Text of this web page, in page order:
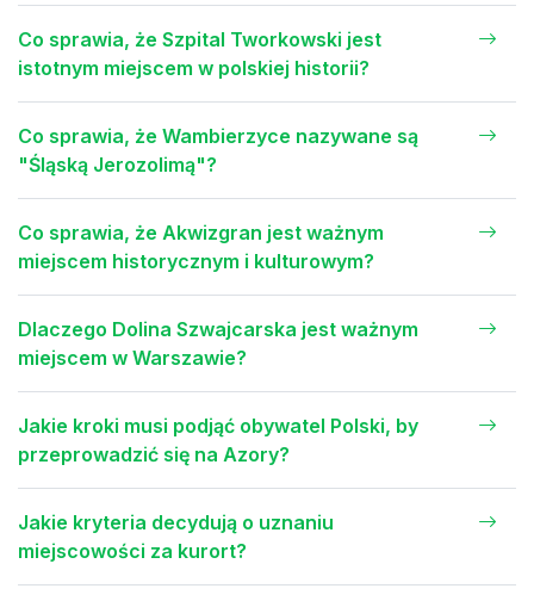
Co sprawia, że Szpital Tworkowski jest
istotnym miejscem w polskiej historii?
Co sprawia, że Wambierzyce nazywane są
"Śląską Jerozolimą"?
Co sprawia, że Akwizgran jest ważnym
miejscem historycznym i kulturowym?
Dlaczego Dolina Szwajcarska jest ważnym
miejscem w Warszawie?
Jakie kroki musi podjąć obywatel Polski, by
przeprowadzić się na Azory?
Jakie kryteria decydują o uznaniu
miejscowości za kurort?